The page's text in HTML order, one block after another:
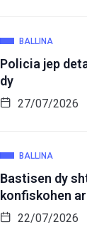
BALLINA
Policia jep
dy
27/07/2026
BALLINA
Bastisen dy
konfiskohen
22/07/2026